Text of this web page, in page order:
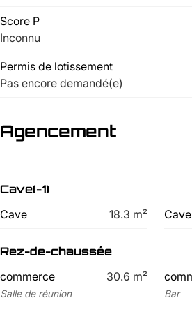
Score P
Inconnu
Permis de lotissement
Pas encore demandé(e)
Agencement
Cave(-1)
Cave
18.3 m² Cave
Rez-de-chaussée
commerce
30.6 m²
Salle de réunion Bar